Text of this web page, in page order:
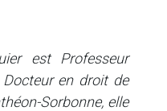
est Professeur
en droit de
Sorbonne, elle